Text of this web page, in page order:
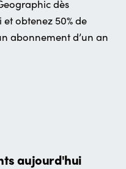
dès
obtenez 50% de
abonnement d’un an
aujourd'hui